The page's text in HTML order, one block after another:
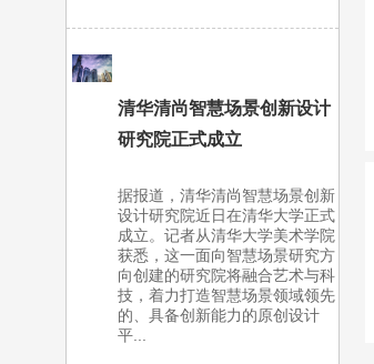
清华清尚智慧场景创新设计
研究院正式成立
据报道，清华清尚智慧场景创新
设计研究院近日在清华大学正式
成立。记者从清华大学美术学院
获悉，这一面向智慧场景研究方
向创建的研究院将融合艺术与科
技，着力打造智慧场景领域领先
的、具备创新能力的原创设计
平...